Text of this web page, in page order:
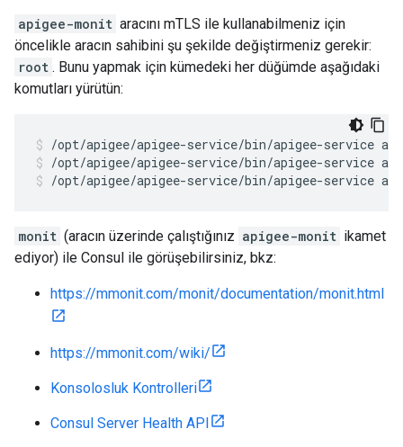
apigee-monit aracını mTLS ile kullanabilmeniz için
öncelikle aracın sahibini şu şekilde değiştirmeniz gerekir:
root . Bunu yapmak için kümedeki her düğümde aşağıdaki
komutları yürütün:
/opt/apigee/apigee-service/bin/apigee-service
/opt/apigee/apigee-service/bin/apigee-service
monit (aracın üzerinde çalıştığınız apigee-monit ikamet
ediyor) ile Consul ile görüşebilirsiniz, bkz:
https://mmonit.com/monit/documentation/monit.html
https://mmonit.com/wiki/
Konsolosluk Kontrolleri
Consul Server Health API